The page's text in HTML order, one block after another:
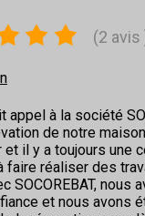
(2 avis
appel à la société
de notre
et il y a toujours une
faire réaliser des
SOCOREBAT, nous
et nous avons